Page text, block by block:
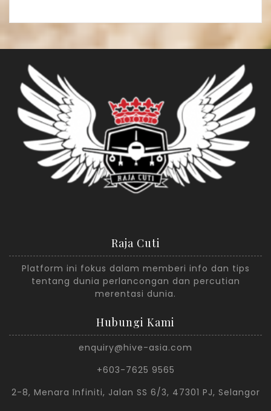
Raja Cuti
Platform ini fokus dalam memberi info dan tips
tentang dunia perlancongan dan percutian
merentasi dunia.
Hubungi Kami
enquiry@hive-asia.com
+603-7625 9565
2-8, Menara Infiniti, Jalan SS 6/3, 47301 PJ, Selangor